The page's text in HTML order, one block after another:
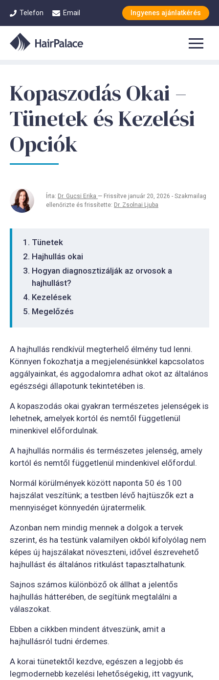
Telefon Email Ingyenes ajánlatkérés
Kopaszodás Okai –
Tünetek és Kezelési
Opciók
Írta: Dr. Gucsi Erika — Frissítve január 20, 2026 - Szakmailag
ellenőrizte és frissítette: Dr. Zsolnai Ljuba
Tünetek
Hajhullás okai
Hogyan diagnosztizálják az orvosok a
hajhullást?
Kezelések
Megelőzés
A hajhullás rendkívül megterhelő élmény tud lenni.
Könnyen fokozhatja a megjelenésünkkel kapcsolatos
aggályainkat, és aggodalomra adhat okot az általános
egészségi állapotunk tekintetében is.
A kopaszodás okai gyakran természetes jelenségek is
lehetnek, amelyek kortól és nemtől függetlenül
minenkivel előfordulnak.
A hajhullás normális és természetes jelenség, amely
kortól és nemtől függetlenül mindenkivel előfordul.
Normál körülmények között naponta 50 és 100
hajszálat veszítünk; a testben lévő hajtüszők ezt a
mennyiséget könnyedén újratermelik.
Azonban nem mindig mennek a dolgok a tervek
szerint, és ha testünk valamilyen okból kifolyólag nem
képes új hajszálakat növeszteni, idővel észrevehető
hajhullást és általános ritkulást tapasztalhatunk.
Sajnos számos különböző ok állhat a jelentős
hajhullás hátterében, de segítünk megtalálni a
válaszokat.
Ebben a cikkben mindent átveszünk, amit a
hajhullásról tudni érdemes.
A korai tünetektől kezdve, egészen a legjobb és
legmodernebb kezelési lehetőségekig, itt vagyunk,